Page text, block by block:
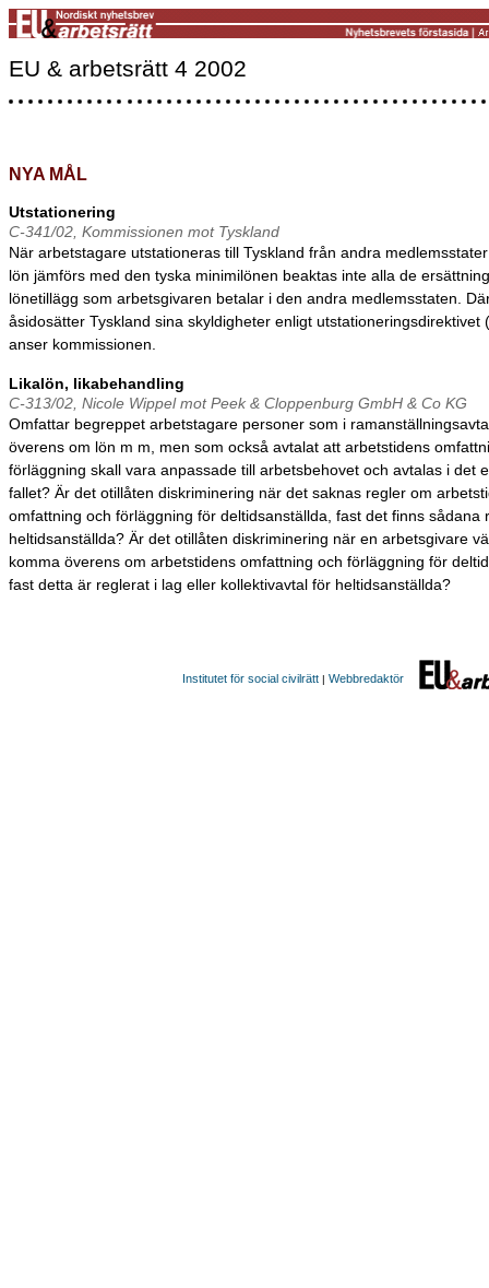
EU & arbetsrätt 4 2002
NYA MÅL
Utstationering
C-341/02, Kommissionen mot Tyskland
När arbetstagare utstationeras till Tyskland från andra
lön jämförs med den tyska minimilönen beaktas inte alla de
lönetillägg som arbetsgivaren betalar i den andra medlemsstaten.
åsidosätter Tyskland sina skyldigheter enligt utstationeringsdirektivet
anser kommissionen.
Likalön, likabehandling
C-313/02, Nicole Wippel mot Peek & Cloppenburg GmbH & Co KG
Omfattar begreppet arbetstagare personer som i
överens om lön m m, men som också avtalat att arbetstidens
förläggning skall vara anpassade till arbetsbehovet och avtalas i det
fallet? Är det otillåten diskriminering när det saknas regler om
omfattning och förläggning för deltidsanställda, fast det finns sådana
heltidsanställda? Är det otillåten diskriminering när en arbetsgivare
komma överens om arbetstidens omfattning och förläggning för
fast detta är reglerat i lag eller kollektivavtal för heltidsanställda?
Institutet för social civilrätt | Webbredaktör